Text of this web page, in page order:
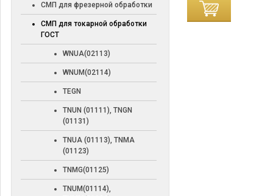
СМП для фрезерной обработки
СМП для токарной обработки
ГОСТ
WNUA(02113)
WNUM(02114)
TEGN
TNUN (01111), TNGN
(01131)
TNUA (01113), TNMA
(01123)
TNMG(01125)
TNUM(01114),